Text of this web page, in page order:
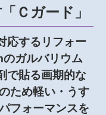
Ｃガード」
応するリフォー
ガルバリウム
で貼る画期的な
ため軽い・うす
フォーマンスを